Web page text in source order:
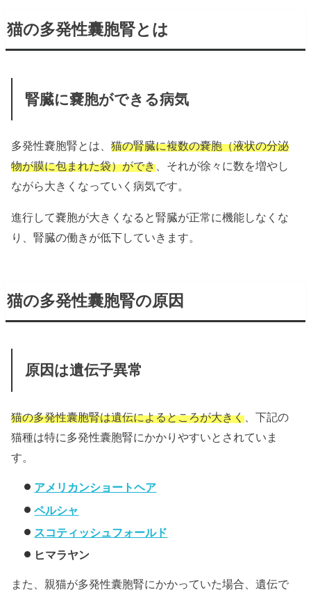
猫の多発性囊胞腎とは
腎臓に嚢胞ができる病気
多発性嚢胞腎とは、猫の腎臓に複数の嚢胞（液状の分泌
物が膜に包まれた袋）ができ 、それが徐々に数を増やし
ながら大きくなっていく病気です。
進行して嚢胞が大きくなると腎臓が正常に機能しなくな
り、腎臓の働きが低下していきます。
猫の多発性囊胞腎の原因
原因は遺伝子異常
猫の多発性囊胞腎は遺伝によるところが大きく 、下記の
猫種は特に多発性囊胞腎にかかりやすいとされていま
す。
アメリカンショートヘア
ペルシャ
スコティッシュフォールド
ヒマラヤン
また、親猫が多発性囊胞腎にかかっていた場合、遺伝で